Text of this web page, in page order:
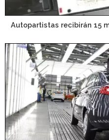
Autopartistas recibirán 15